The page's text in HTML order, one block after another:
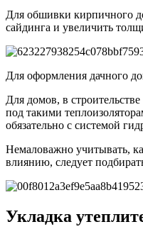
Для обшивки кирпичного
сайдинга и увеличить
Для оформления дачного
Для домов, в
под такими
обязательно с системой
Немаловажно учитывать,
влиянию, следует
Укладка